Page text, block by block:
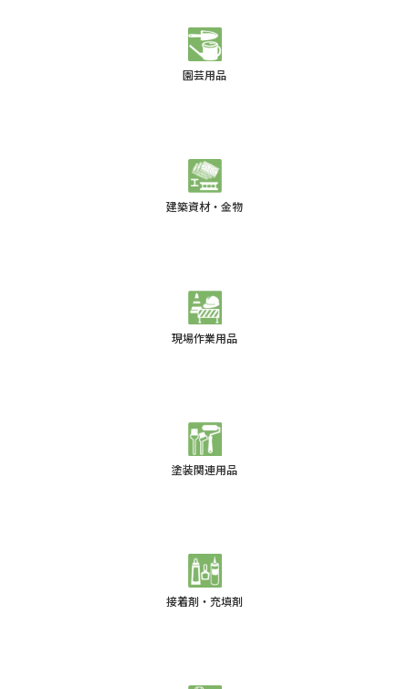
園芸用品
建築資材・金物
現場作業用品
塗装関連用品
接着剤・充填剤